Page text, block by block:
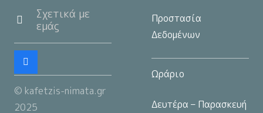
Σχετικά με
εμάς
© kafetzis-nimata.gr
2025
Προστασία
Δεδομένων
Ωράριο
Δευτέρα – Παρασκευή